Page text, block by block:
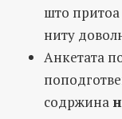
што притоа
ниту
Анкетата
содржина